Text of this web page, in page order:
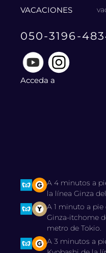
VACACIONES
050-3196-
Acceda a
A 4 minutos a
la línea Ginza
A 1 minuto a pie
Ginza-itchome
metro de Tokio.
A 3 minutos a